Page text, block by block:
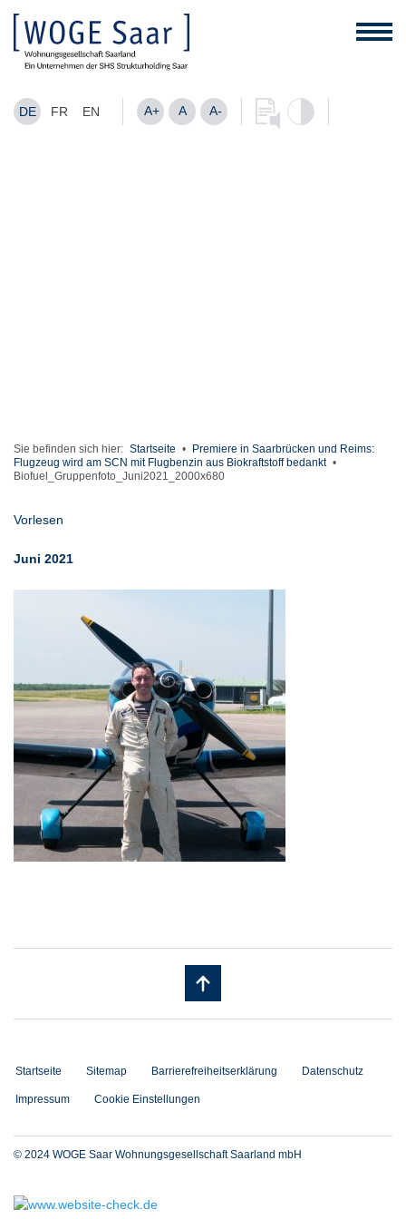
DE FR EN A+ A A-
Sie befinden sich hier: Startseite •
Premiere in Saarbrücken und Reims:
Flugzeug wird am SCN mit Flugbenzin aus Biokraftstoff bedankt •
Biofuel_Gruppenfoto_Juni2021_2000x680
Vorlesen
Juni 2021
Startseite Sitemap Barrierefreiheitserklärung Datenschutz
Impressum Cookie Einstellungen
© 2024 WOGE Saar Wohnungsgesellschaft Saarland mbH